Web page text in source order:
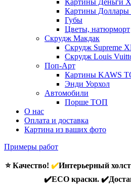
Картины Деньги
Картины Доллары
Губы
Цветы, натюрморт
Скрудж Макдак
Скрудж Supreme
Скрудж Louis
Поп-Арт
Картины KAWS
Энди Уорхол
Автомобили
Порше ТОП
О нас
Оплата и доставка
Картина из ваших фото
Примеры работ
⭐ Качество! ✔️Интерьерный
✔️ECO краски.